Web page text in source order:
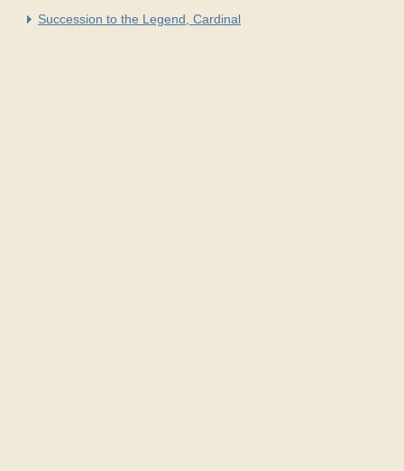
Succession to the Legend, Cardinal